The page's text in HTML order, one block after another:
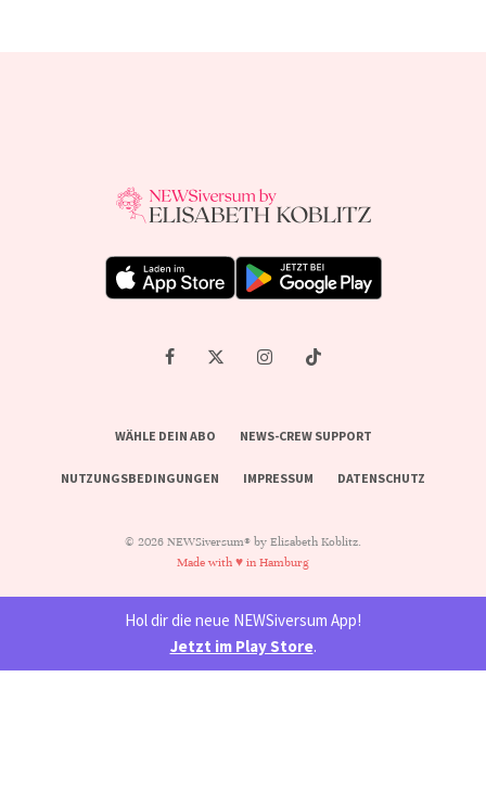
WÄHLE DEIN ABO NEWS-CREW SUPPORT
NUTZUNGSBEDINGUNGEN IMPRESSUM DATENSCHUTZ
© 2026 NEWSiversum® by Elisabeth Koblitz.
Made with ♥ in Hamburg
Hol dir die neue NEWSiversum App!
Jetzt im Play Store.